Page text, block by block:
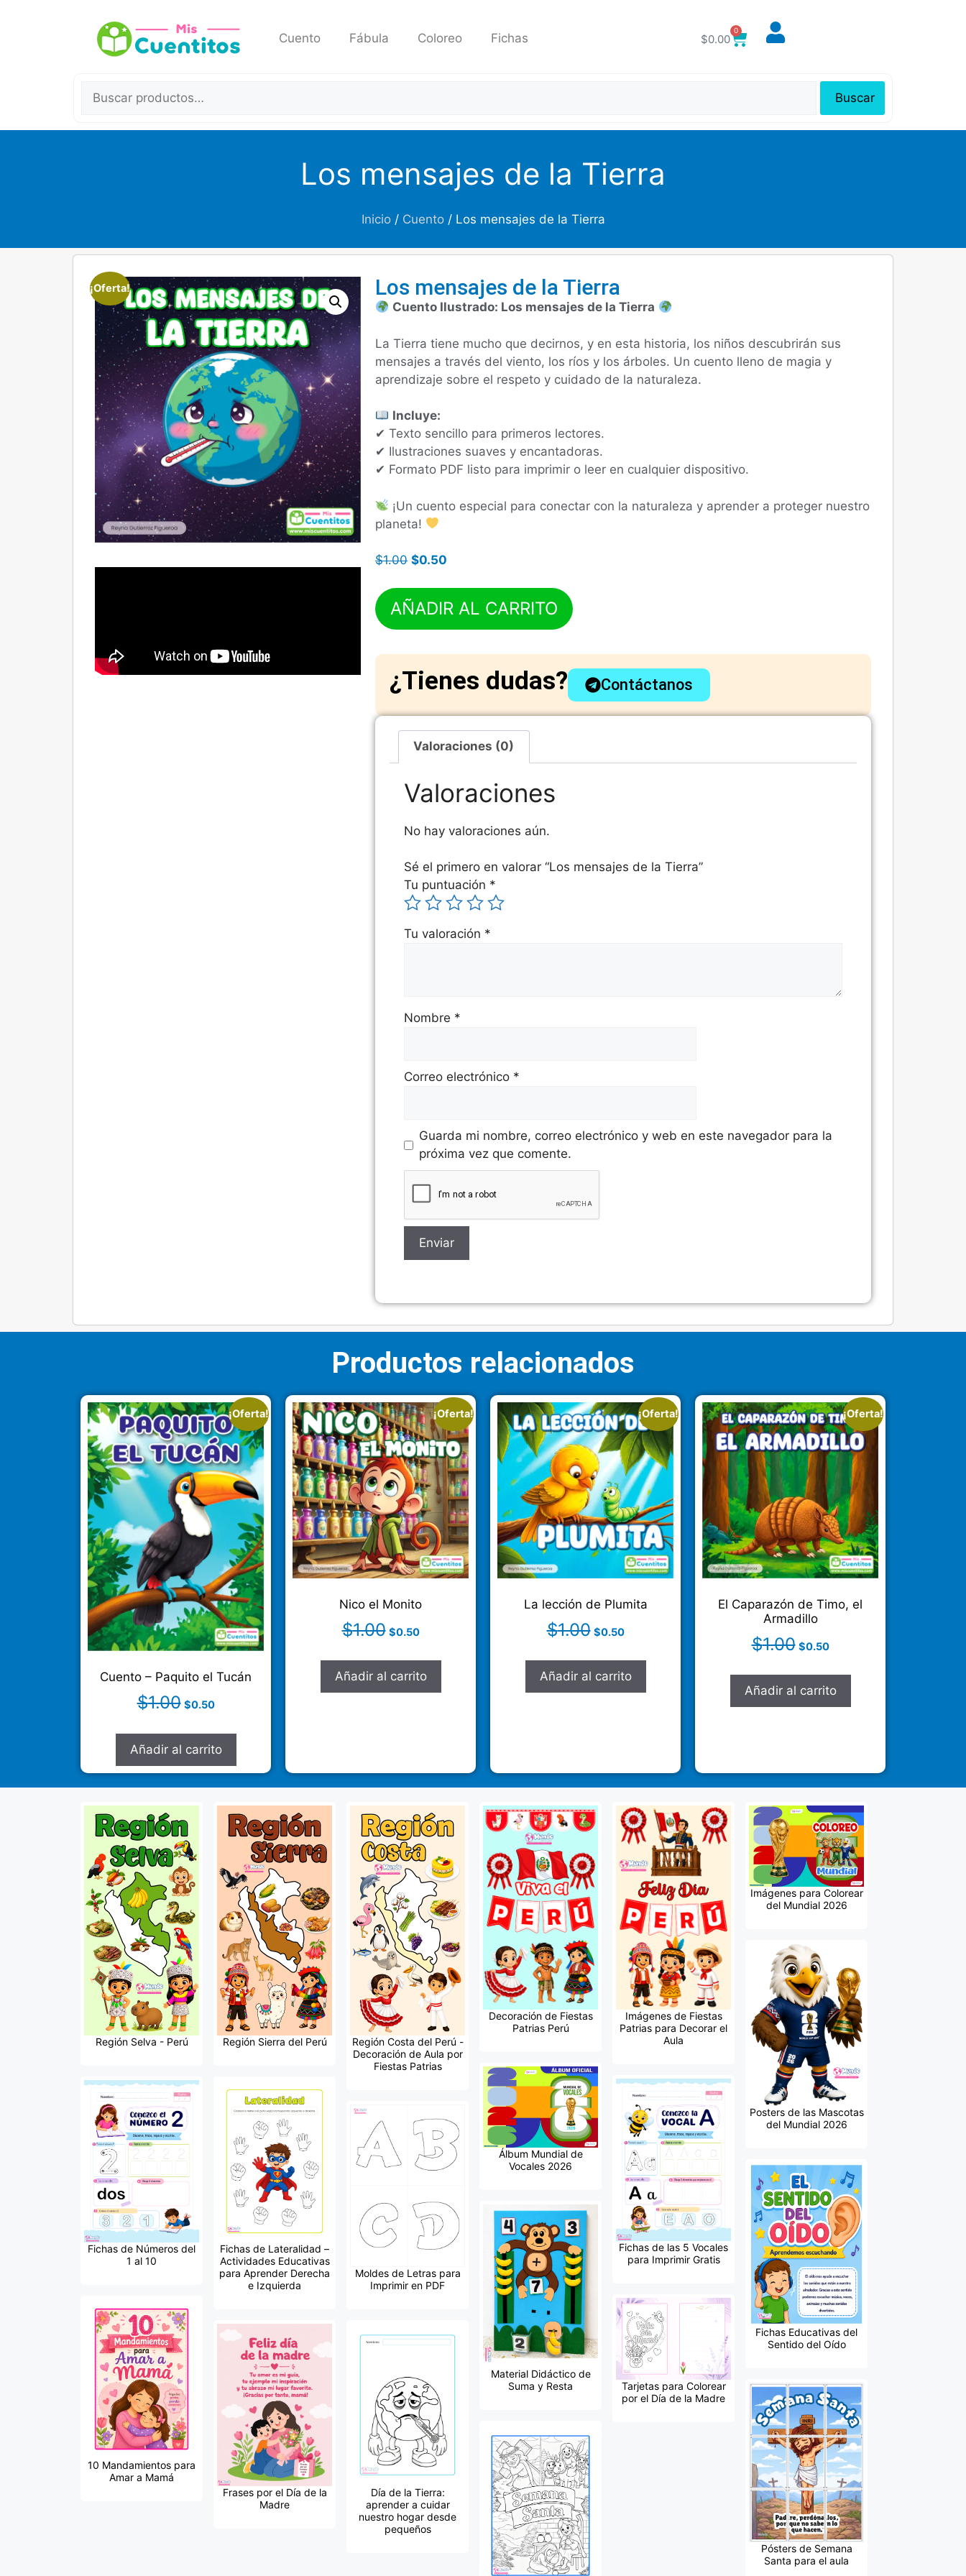
Cuento Fábula Coloreo Fichas $0.00
0
Buscar
Los mensajes de la Tierra
Inicio/ Cuento/ Los mensajes de la Tierra
¡Oferta! Los mensajes de la Tierra
Cuento Ilustrado: Los mensajes de la Tierra
La Tierra tiene mucho que decirnos, y en esta historia, los niños descubrirán sus
mensajes a través del viento, los ríos y los árboles. Un cuento lleno de magia y
aprendizaje sobre el respeto y cuidado de la naturaleza.
Incluye:
✔ Texto sencillo para primeros lectores.
✔ Ilustraciones suaves y encantadoras.
✔ Formato PDF listo para imprimir o leer en cualquier dispositivo.
¡Un cuento especial para conectar con la naturaleza y aprender a proteger nuestro
planeta!
$1.00 $0.50
AÑADIR AL CARRITO
¿Tienes dudas? Contáctanos
Valoraciones (0)
Valoraciones
No hay valoraciones aún.
Sé el primero en valorar “Los mensajes de la Tierra”
Tu puntuación *
Tu valoración *
Nombre *
Correo electrónico *
Guarda mi nombre, correo electrónico y web en este navegador para la
próxima vez que comente.
Productos relacionados
¡Oferta!
Cuento – Paquito el Tucán
$1.00 $0.50
Añadir al carrito
¡Oferta!
Nico el Monito
$1.00 $0.50
Añadir al carrito
¡Oferta!
La lección de Plumita
$1.00 $0.50
Añadir al carrito
¡Oferta!
El Caparazón de Timo, el
Armadillo
$1.00 $0.50
Añadir al carrito
Región Selva - Perú Región Sierra del Perú
Región Costa del Perú -
Decoración de Aula por
Fiestas Patrias
Decoración de Fiestas
Patrias Perú
Imágenes de Fiestas
Patrias para Decorar el
Aula
Imágenes para Colorear
del Mundial 2026
Posters de las Mascotas
del Mundial 2026
Álbum Mundial de
Vocales 2026
Fichas de las 5 Vocales
para Imprimir Gratis
Fichas de Números del
1 al 10
Fichas de Lateralidad –
Actividades Educativas
para Aprender Derecha
e Izquierda
Moldes de Letras para
Imprimir en PDF
Fichas Educativas del
Sentido del Oído
Material Didáctico de
Suma y Resta
Tarjetas para Colorear
por el Día de la Madre
10 Mandamientos para
Amar a Mamá
Frases por el Día de la
Madre
Día de la Tierra:
aprender a cuidar
nuestro hogar desde
pequeños
Pósters de Semana
Santa para el aula